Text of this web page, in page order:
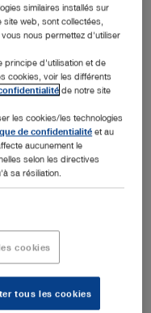
40cm
8,2 mm
similaires installés sur
web, sont collectées,
nous permettez d'utiliser
principe d'utilisation et de
cookies, voir les différents
de notre site
les cookies/les technologies
de confidentialité et au
aucunement le
selon les directives
sa résiliation.
cookies
tous les cookies